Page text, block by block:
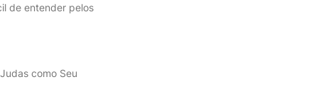
de entender pelos
como Seu